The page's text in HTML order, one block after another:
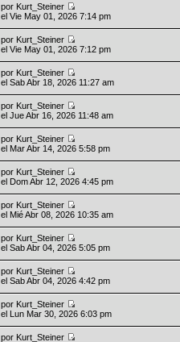
por Kurt_Steiner
el Vie May 01, 2026 7:14 pm
por Kurt_Steiner
el Vie May 01, 2026 7:12 pm
por Kurt_Steiner
el Sab Abr 18, 2026 11:27 am
por Kurt_Steiner
el Jue Abr 16, 2026 11:48 am
por Kurt_Steiner
el Mar Abr 14, 2026 5:58 pm
por Kurt_Steiner
el Dom Abr 12, 2026 4:45 pm
por Kurt_Steiner
el Mié Abr 08, 2026 10:35 am
por Kurt_Steiner
el Sab Abr 04, 2026 5:05 pm
por Kurt_Steiner
el Sab Abr 04, 2026 4:42 pm
por Kurt_Steiner
el Lun Mar 30, 2026 6:03 pm
por Kurt_Steiner